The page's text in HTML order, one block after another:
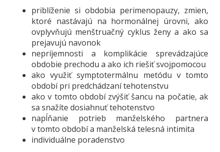
priblíženie si obdobia perimenopauzy, zmien,
ktoré nastávajú na hormonálnej úrovni, ako
ovplyvňujú menštruačný cyklus ženy a ako sa
prejavujú navonok
nepríjemnosti a komplikácie sprevádzajúce
obdobie prechodu a ako ich riešiť svojpomocou
ako využiť symptotermálnu metódu v tomto
období pri predchádzaní tehotenstvu
ako v tomto období zvýšiť šancu na počatie, ak
sa snažíte dosiahnuť tehotenstvo
napĺňanie potrieb manželského partnera
v tomto období a manželská telesná intimita
individuálne poradenstvo